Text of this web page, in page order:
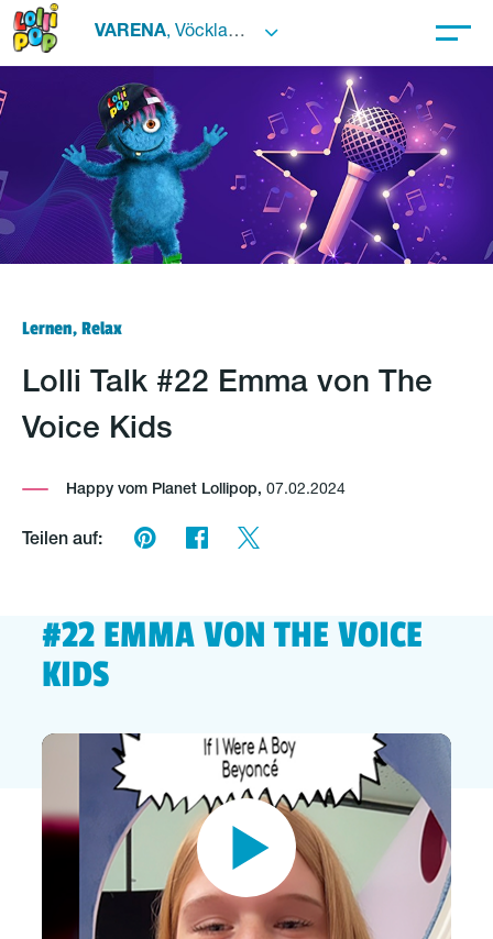
VARENA, Vöcklabruck
Lernen, Relax
Lolli Talk #22 Emma von The
Voice Kids
Happy vom Planet Lollipop, 07.02.2024
Teilen auf:
#22 EMMA VON THE VOICE
KIDS